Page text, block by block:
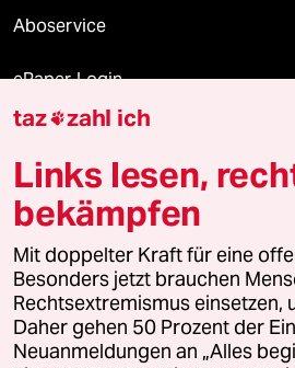
Aboservice
ePaper Login
Downloads für Abonnierende
© 2026 taz Verlags und Vertriebs
Alle Rechte vorbehalten. Bei rechtlichen
wenden Sie sich bitte an
lizenzen@taz.de
Feedback Redaktionsstatut
taz zahl ich
Links lesen,
bekämpfen
Mit doppelter Kraft für eine
Besonders jetzt brauchen
Rechtsextremismus einsetzen,
Daher gehen 50 Prozent der
Neuanmeldungen an „Alles